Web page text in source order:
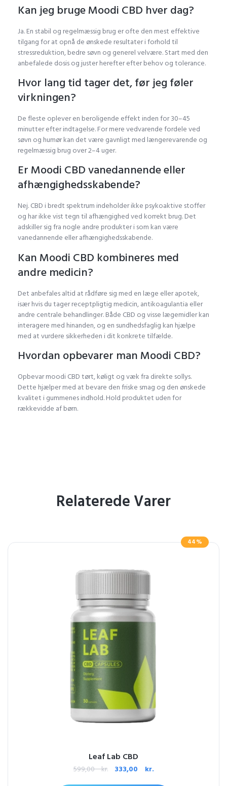
Kan jeg bruge Moodi CBD hver dag?
Ja. En stabil og regelmæssig brug er ofte den mest effektive
tilgang for at opnå de ønskede resultater i forhold til
stressreduktion, bedre søvn og generel velvære. Start med den
anbefalede dosis og juster herefter efter behov og tolerance.
Hvor lang tid tager det, før jeg føler
virkningen?
De fleste oplever en beroligende effekt inden for 30–45
minutter efter indtagelse. For mere vedvarende fordele ved
søvn og humør kan det være gavnligt med længerevarende og
regelmæssig brug over 2–4 uger.
Er Moodi CBD vanedannende eller
afhængighedsskabende?
Nej. CBD i bredt spektrum indeholder ikke psykoaktive stoffer
og har ikke vist tegn til afhængighed ved korrekt brug. Det
adskiller sig fra nogle andre produkter i som kan være
vanedannende eller afhængighedsskabende.
Kan Moodi CBD kombineres med
andre medicin?
Det anbefales altid at rådføre sig med en læge eller apotek,
især hvis du tager receptpligtig medicin, antikoagulantia eller
andre centrale behandlinger. Både CBD og visse lægemidler kan
interagere med hinanden, og en sundhedsfaglig kan hjælpe
med at vurdere sikkerheden i dit konkrete tilfælde.
Hvordan opbevarer man Moodi CBD?
Opbevar moodi CBD tørt, køligt og væk fra direkte sollys.
Dette hjælper med at bevare den friske smag og den ønskede
kvalitet i gummenes indhold. Hold produktet uden for
rækkevidde af børn.
Relaterede Varer
44%
Leaf Lab CBD
599,00kr. 333,00 kr.